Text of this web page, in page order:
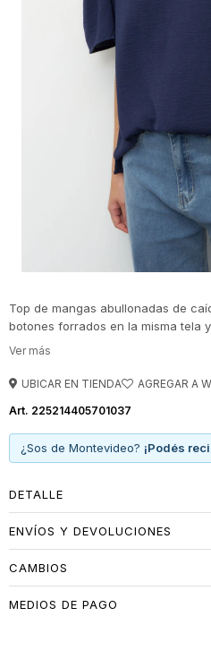
Top de mangas abullonadas de
botones forrados en la misma tela
UBICAR EN TIENDA
225214405701037
¿Sos de Montevideo? ¡Podés
DETALLE
ENVÍOS Y DEVOLUCIONES
CAMBIOS
MEDIOS DE PAGO